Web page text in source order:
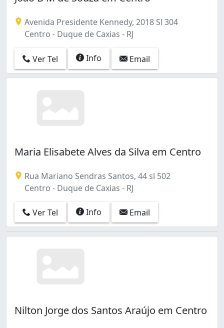
Avenida Presidente Kennedy, 2018 Sl 304
Centro - Duque de Caxias - RJ
Ver Tel Info Email
Maria Elisabete Alves da Silva em Centro
Rua Mariano Sendras Santos, 44 sl 502
Centro - Duque de Caxias - RJ
Ver Tel Info Email
Nilton Jorge dos Santos Araújo em Centro